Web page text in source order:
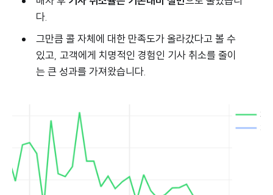
다.
그만큼 콜 자체에 대한 만족도가 올라갔다고 볼 수
있고, 고객에게 치명적인 경험인 기사 취소를 줄이
는 큰 성과를 가져왔습니다.